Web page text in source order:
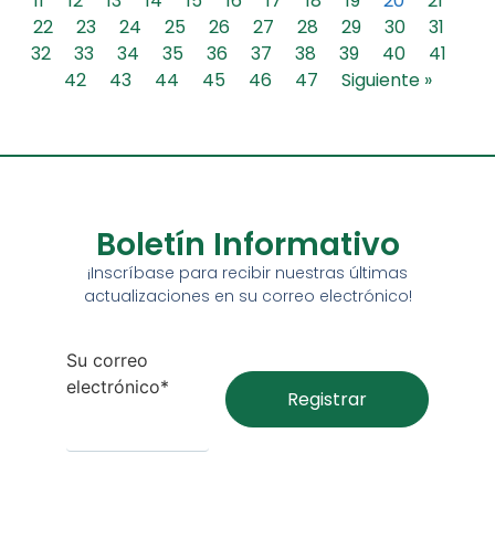
22
23 24 25 26 27 28 29 30
31
32
33 34 35 36 37 38 39 40
41
42
43 44 45 46 47 Siguiente »
Boletín Informativo
¡Inscríbase para recibir nuestras últimas
actualizaciones en su correo electrónico!
Su correo
electrónico*